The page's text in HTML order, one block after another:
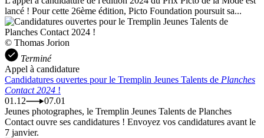
lancé ! Pour cette 26ème édition, Picto Foundation poursuit sa...
© Thomas Jorion
Terminé
Appel à candidature
Candidatures ouvertes pour le Tremplin Jeunes Talents de Planches
Contact 2024 !
01.12
07.01
Jeunes photographes, le Tremplin Jeunes Talents de Planches
Contact ouvre ses candidatures ! Envoyez vos candidatures avant le
7 janvier.